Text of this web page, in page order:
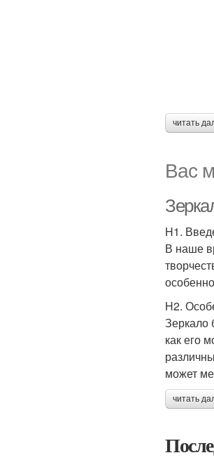
читать
Вас
H1.
В наше
H2.
Зеркало
как его
может
читать